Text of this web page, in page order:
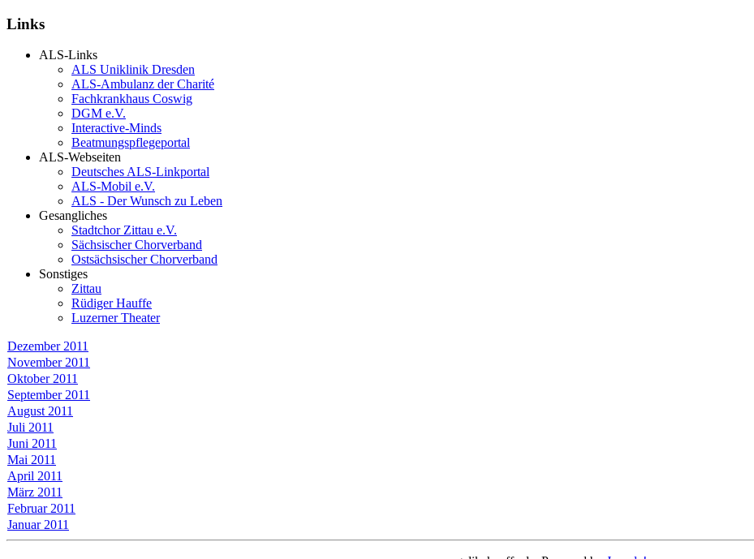
Links
ALS-Links
ALS Uniklinik Dresden
ALS-Ambulanz der Charité
Fachkrankhaus Coswig
DGM e.V.
Interactive-Minds
Beatmungspflegeportal
ALS-Webseiten
Deutsches ALS-Linkportal
ALS-Mobil e.V.
ALS - Der Wunsch zu Leben
Gesangliches
Stadtchor Zittau e.V.
Sächsischer Chorverband
Ostsächsischer Chorverband
Sonstiges
Zittau
Rüdiger Hauffe
Luzerner Theater
Dezember 2011
November 2011
Oktober 2011
September 2011
August 2011
Juli 2011
Juni 2011
Mai 2011
April 2011
März 2011
Februar 2011
Januar 2011